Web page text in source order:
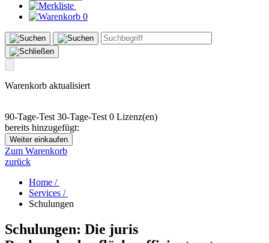
0
Warenkorb aktualisiert
90-Tage-Test 30-Tage-Test 0 Lizenz(en)
bereits hinzugefügt:
Weiter einkaufen
Zum Warenkorb
zurück
Home /
Services /
Schulungen
Schulungen: Die juris